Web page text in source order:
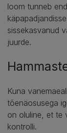
loom tunneb
sissekasvanud
juurde.
Kuna
tõenäosusega
on oluline, et te
kontrolli.